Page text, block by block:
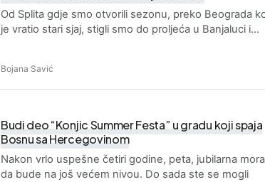
Od Splita gdje smo otvorili sezonu, preko Beograda
je vratio stari sjaj, stigli smo do proljeća u Banjaluci i…
Bojana Savić
Budi deo “Konjic Summer Festa” u gradu koji spaja
Bosnu sa Hercegovinom
Nakon vrlo uspešne četiri godine, peta, jubilarna mora
da bude na još većem nivou. Do sada ste se mogli